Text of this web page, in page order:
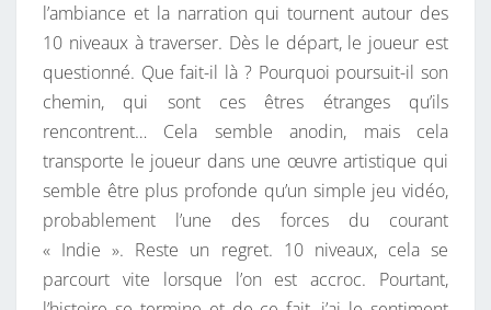
l’ambiance et la narration qui tournent autour des
10 niveaux à traverser. Dès le départ, le joueur est
questionné. Que fait-il là ? Pourquoi poursuit-il son
chemin, qui sont ces êtres étranges qu’ils
rencontrent… Cela semble anodin, mais cela
transporte le joueur dans une œuvre artistique qui
semble être plus profonde qu’un simple jeu vidéo,
probablement l’une des forces du courant
« Indie ». Reste un regret. 10 niveaux, cela se
parcourt vite lorsque l’on est accroc. Pourtant,